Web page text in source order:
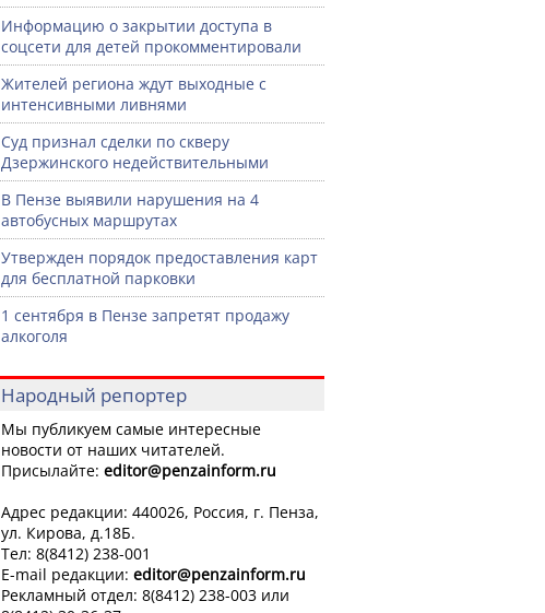
Информацию о закрытии доступа в
соцсети для детей прокомментировали
Жителей региона ждут выходные с
интенсивными ливнями
Суд признал сделки по скверу
Дзержинского недействительными
В Пензе выявили нарушения на 4
автобусных маршрутах
Утвержден порядок предоставления карт
для бесплатной парковки
1 сентября в Пензе запретят продажу
алкоголя
Народный репортер
Мы публикуем самые интересные
новости от наших читателей.
Присылайте: editor@penzainform.ru
Адрес редакции: 440026, Россия, г. Пенза,
ул. Кирова, д.18Б.
Тел: 8(8412) 238-001
E-mail редакции: editor@penzainform.ru
Рекламный отдел: 8(8412) 238-003 или